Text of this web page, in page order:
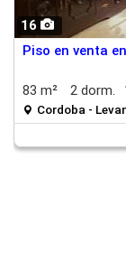
16
Piso en venta
83 m² 2 dorm.
Cordoba -